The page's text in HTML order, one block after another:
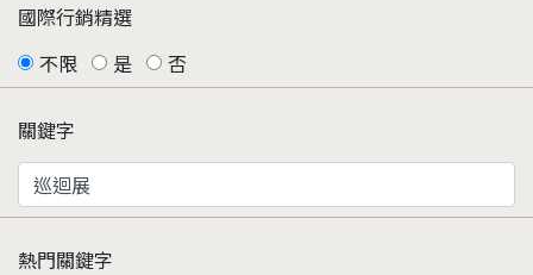
國際行銷精選
不限
是 否
關鍵字
熱門關鍵字